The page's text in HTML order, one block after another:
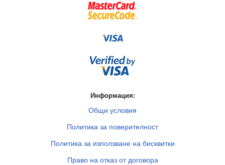
Информация:
Общи условия
Политика за поверителност
Политика за използване на бисквитки
Право на отказ от договора